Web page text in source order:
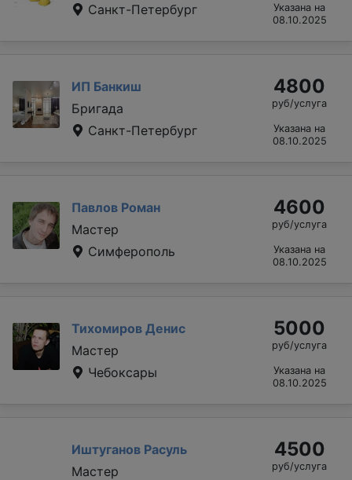
Санкт-Петербург
Указана на
08.10.2025
ИП Банкиш
Бригада
Санкт-Петербург
4800
руб/услуга
Указана на
08.10.2025
Павлов Роман
Мастер
Симферополь
4600
руб/услуга
Указана на
08.10.2025
Тихомиров Денис
Мастер
Чебоксары
5000
руб/услуга
Указана на
08.10.2025
Иштуганов Расуль
Мастер
4500
руб/услуга